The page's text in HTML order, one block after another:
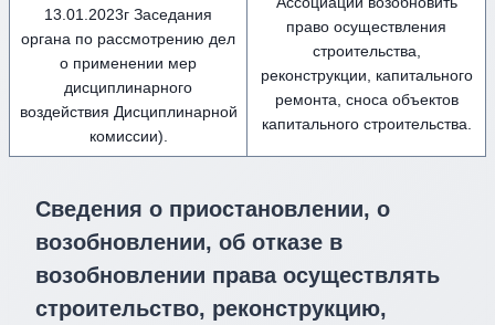
13.01.2023г Заседания
органа по рассмотрению дел
о применении мер
дисциплинарного
воздействия Дисциплинарной
комиссии).
право осуществления
строительства,
реконструкции, капитального
ремонта, сноса объектов
капитального строительства.
Сведения о приостановлении, о
возобновлении, об отказе в
возобновлении права осуществлять
строительство, реконструкцию,